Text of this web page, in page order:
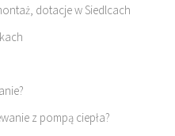
dotacje w Siedlcach
z pompą ciepła?